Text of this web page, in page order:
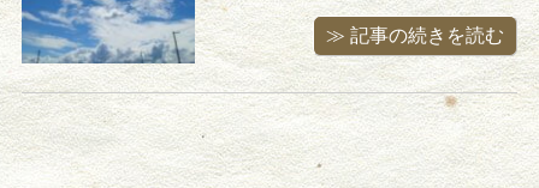
業とさせて頂きます。 ご不便をお
かけしますが、何卒ご了承頂けま
すようお願い申し上げます。
LINE・電子メール・お問い合わせ
フォームより頂きましたお問い合
わせにつきましては休み明け、8月
≫ 記事の続きを読む